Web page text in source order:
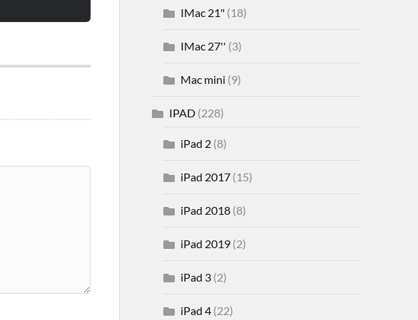
IMac 21"(18)
IMac 27'' (3)
Mac mini (9)
IPAD(228)
iPad 2(8)
iPad 2017(15)
iPad 2018(8)
iPad 2019(2)
iPad 3(2)
iPad 4(22)